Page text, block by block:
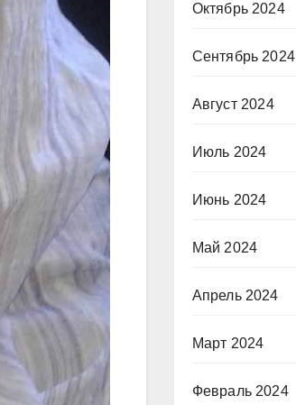
Октябрь 2024
Сентябрь 2024
Август 2024
Июль 2024
Июнь 2024
Май 2024
Апрель 2024
Март 2024
Февраль 2024